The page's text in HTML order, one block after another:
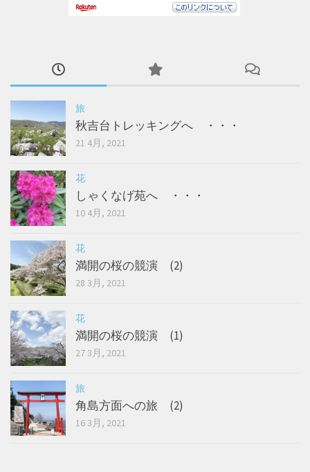
旅
秋吉台トレッキングへ ・・・
21 4月, 2021
花
しゃくなげ苑へ ・・・
10 4月, 2021
花
満開の桜の競演 (2)
28 3月, 2021
花
満開の桜の競演 (1)
27 3月, 2021
旅
角島方面への旅 (2)
16 3月, 2021